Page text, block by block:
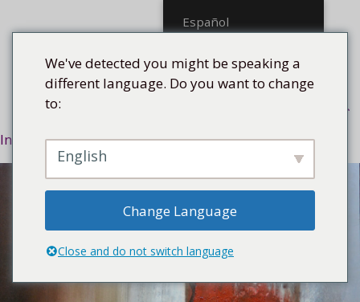
al
Menú
Inicio /Estilo/Resumen/ Rojo I, 2018
Español
We've detected you might be speaking a
different language. Do you want to change
to:
English
Change Language
Close and do not switch language